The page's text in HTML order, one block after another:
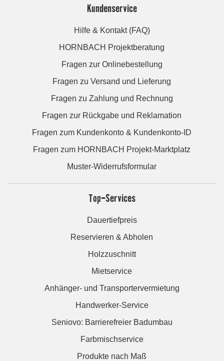
Kundenservice
Hilfe & Kontakt (FAQ)
HORNBACH Projektberatung
Fragen zur Onlinebestellung
Fragen zu Versand und Lieferung
Fragen zu Zahlung und Rechnung
Fragen zur Rückgabe und Reklamation
Fragen zum Kundenkonto & Kundenkonto-ID
Fragen zum HORNBACH Projekt-Marktplatz
Muster-Widerrufsformular
Top-Services
Dauertiefpreis
Reservieren & Abholen
Holzzuschnitt
Mietservice
Anhänger- und Transportervermietung
Handwerker-Service
Seniovo: Barrierefreier Badumbau
Farbmischservice
Produkte nach Maß